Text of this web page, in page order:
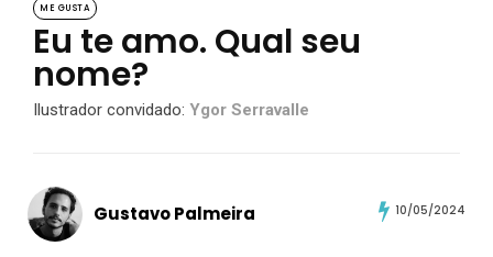
ME GUSTA
Eu te amo. Qual seu
nome?
Ilustrador convidado: Ygor Serravalle
Gustavo Palmeira 10/05/2024